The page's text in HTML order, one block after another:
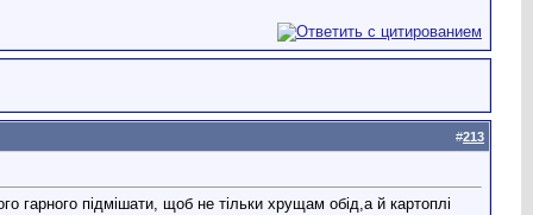
#213
підмішати, щоб не тільки хрущам обід,а й картоплі